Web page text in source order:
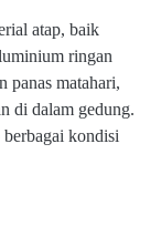
atap, baik
ringan
panas matahari,
di dalam gedung.
kondisi